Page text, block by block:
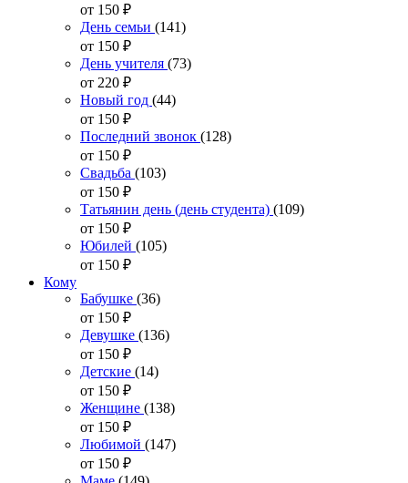
от 150 ₽
День семьи (141)
от 150 ₽
День учителя (73)
от 220 ₽
Новый год (44)
от 150 ₽
Последний звонок (128)
от 150 ₽
Свадьба (103)
от 150 ₽
Татьянин день (день студента) (109)
от 150 ₽
Юбилей (105)
от 150 ₽
Кому
Бабушке (36)
от 150 ₽
Девушке (136)
от 150 ₽
Детские (14)
от 150 ₽
Женщине (138)
от 150 ₽
Любимой (147)
от 150 ₽